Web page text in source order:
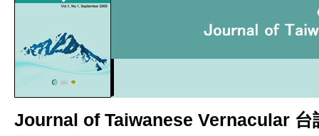
Journal of Taiwanese Vernacular 台